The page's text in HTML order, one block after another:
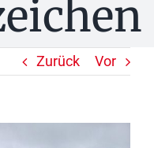
Zurück Vor